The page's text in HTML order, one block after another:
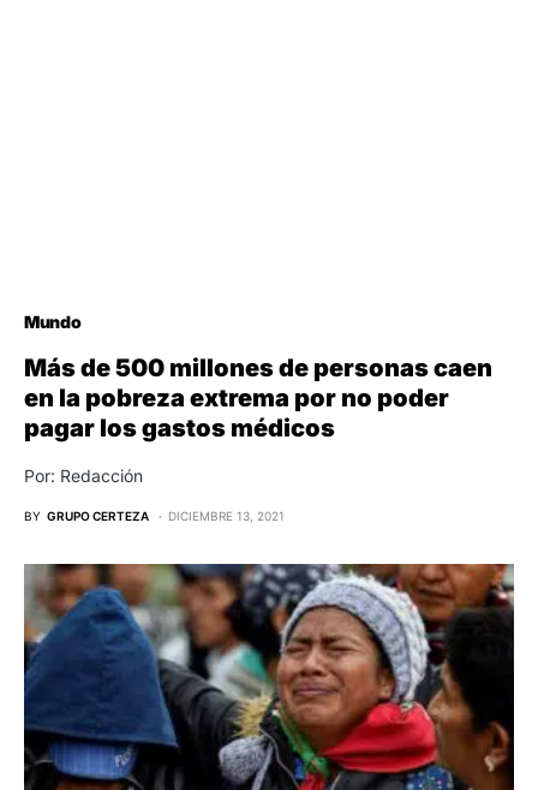
Mundo
Más de 500 millones de personas caen
en la pobreza extrema por no poder
pagar los gastos médicos
Por: Redacción
BY GRUPO CERTEZA DICIEMBRE 13, 2021